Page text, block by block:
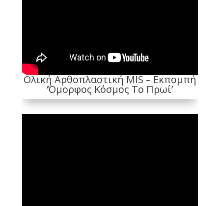
Ολική Αρθοπλαστική MIS – Εκπομπή
‘Όμορφος Κόσμος Το Πρωί’